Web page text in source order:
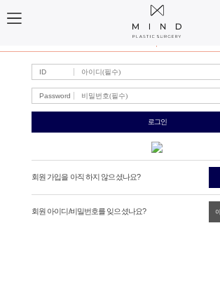
ID
Password
회원 가입을 아직 하지 않으셨나요?
회원 아이디/비밀번호를 잊으셨나요?